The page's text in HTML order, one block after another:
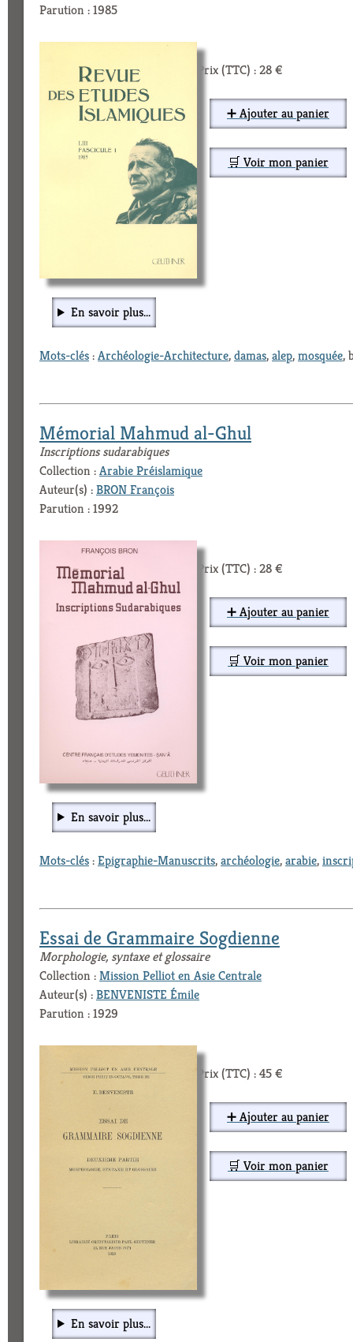
Parution : 1985
Prix (TTC) : 28 €
➕ Ajouter au panier
🛒 Voir mon panier
En savoir plus...
Mots-clés:Archéologie-Architecture,damas,alep,mosquée,
Mémorial Mahmud al-Ghul
Inscriptions sudarabiques
Collection :Arabie Préislamique
Auteur(s) :BRON François
Parution : 1992
Prix (TTC) : 28 €
➕ Ajouter au panier
🛒 Voir mon panier
En savoir plus...
Mots-clés:Epigraphie-Manuscrits,archéologie,arabie,
Essai de Grammaire Sogdienne
Morphologie, syntaxe et glossaire
Collection :Mission Pelliot en Asie Centrale
Auteur(s) :BENVENISTE Émile
Parution : 1929
Prix (TTC) : 45 €
➕ Ajouter au panier
🛒 Voir mon panier
En savoir plus...